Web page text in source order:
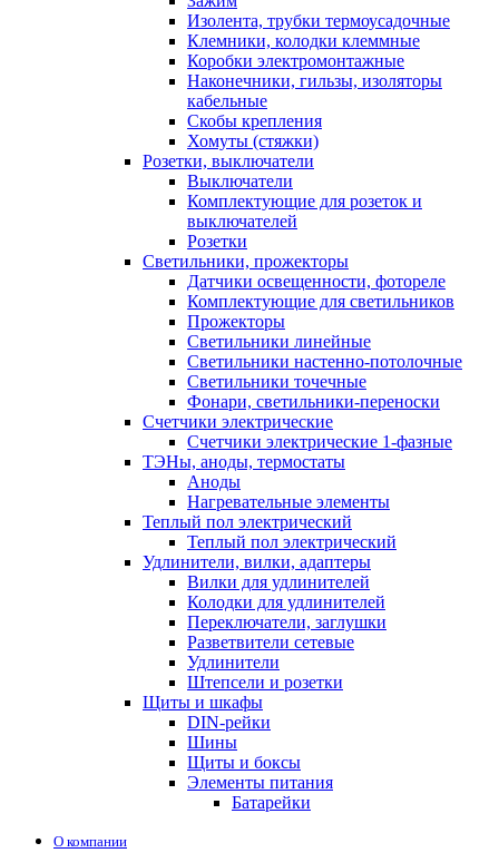
Изолента, трубки термоусадочные
Клемники, колодки клеммные
Коробки электромонтажные
Наконечники, гильзы, изоляторы
кабельные
Скобы крепления
Хомуты (стяжки)
Розетки, выключатели
Выключатели
Комплектующие для розеток и
выключателей
Розетки
Светильники, прожекторы
Датчики освещенности, фотореле
Комплектующие для светильников
Прожекторы
Светильники линейные
Светильники настенно-потолочные
Светильники точечные
Фонари, светильники-переноски
Счетчики электрические
Счетчики электрические 1-фазные
ТЭНы, аноды, термостаты
Аноды
Нагревательные элементы
Теплый пол электрический
Теплый пол электрический
Удлинители, вилки, адаптеры
Вилки для удлинителей
Колодки для удлинителей
Переключатели, заглушки
Разветвители сетевые
Удлинители
Штепсели и розетки
Щиты и шкафы
DIN-рейки
Шины
Щиты и боксы
Элементы питания
Батарейки
О компании